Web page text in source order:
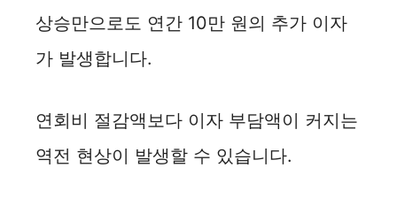
상승만으로도 연간 10만 원의 추가 이자
가 발생합니다.
연회비 절감액보다 이자 부담액이 커지는
역전 현상이 발생할 수 있습니다.